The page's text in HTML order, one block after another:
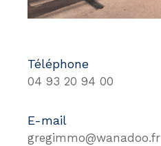
Téléphone
04 93 20 94 00
E-mail
gregimmo@wanadoo.fr